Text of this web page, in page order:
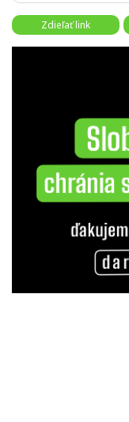
Zdieľať link